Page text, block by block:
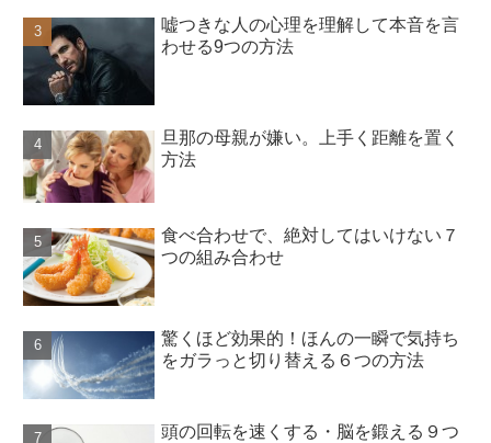
嘘つきな人の心理を理解して本音を言
わせる9つの方法
旦那の母親が嫌い。上手く距離を置く
方法
食べ合わせで、絶対してはいけない７
つの組み合わせ
驚くほど効果的！ほんの一瞬で気持ち
をガラっと切り替える６つの方法
頭の回転を速くする・脳を鍛える９つ